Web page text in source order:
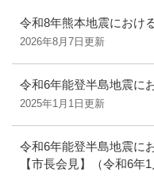
令和8年熊本地震におけ
2026年8月7日更新
令和6年能登半島地震に
2025年1月1日更新
令和6年能登半島地震に
【市長会見】（令和6年1